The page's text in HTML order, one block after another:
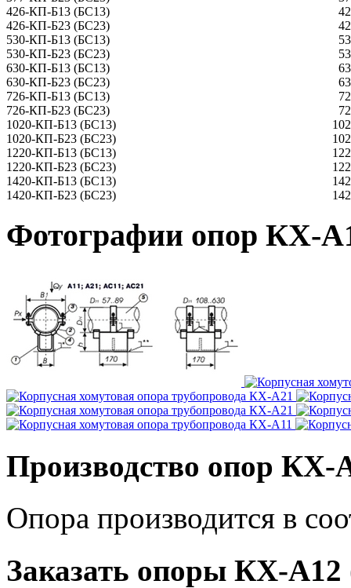
426-КП-Б13 (БС13)
426-КП-Б23 (БС23)
530-КП-Б13 (БС13)
530-КП-Б23 (БС23)
630-КП-Б13 (БС13)
630-КП-Б23 (БС23)
726-КП-Б13 (БС13)
726-КП-Б23 (БС23)
1020-КП-Б13 (БС13)
1020-КП-Б23 (БС23)
1220-КП-Б13 (БС13)
1220-КП-Б23 (БС23)
1420-КП-Б13 (БС13)
1420-КП-Б23 (БС23)
Фотографии опор КХ-
Производство опор КХ-
Опора производится в
Заказать опоры КХ-А12